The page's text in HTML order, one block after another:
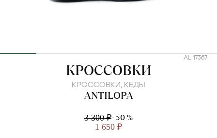
AL 17367
ANTILOPA
КРОССОВКИ
КРОССОВКИ, КЕДЫ
ANTILOPA
3 300 ₽- 50 %
1 650 ₽